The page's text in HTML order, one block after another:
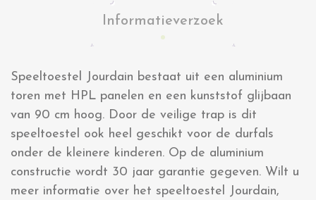
Informatieverzoek
Speeltoestel Jourdain bestaat uit een aluminium
toren met HPL panelen en een kunststof glijbaan
van 90 cm hoog. Door de veilige trap is dit
speeltoestel ook heel geschikt voor de durfals
onder de kleinere kinderen. Op de aluminium
constructie wordt 30 jaar garantie gegeven. Wilt u
meer informatie over het speeltoestel Jourdain,